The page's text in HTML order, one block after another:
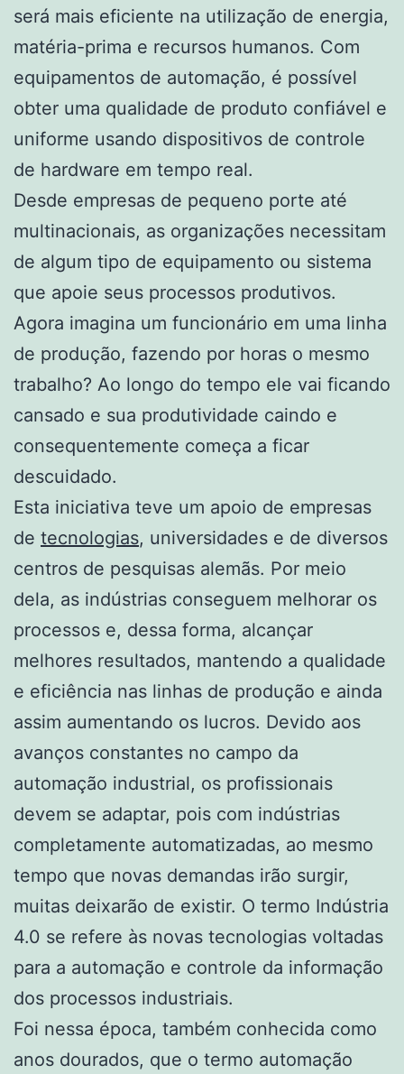
será mais eficiente na utilização de energia,
matéria-prima e recursos humanos. Com
equipamentos de automação, é possível
obter uma qualidade de produto confiável e
uniforme usando dispositivos de controle
de hardware em tempo real.
Desde empresas de pequeno porte até
multinacionais, as organizações necessitam
de algum tipo de equipamento ou sistema
que apoie seus processos produtivos.
Agora imagina um funcionário em uma linha
de produção, fazendo por horas o mesmo
trabalho? Ao longo do tempo ele vai ficando
cansado e sua produtividade caindo e
consequentemente começa a ficar
descuidado.
Esta iniciativa teve um apoio de empresas
de tecnologias, universidades e de diversos
centros de pesquisas alemãs. Por meio
dela, as indústrias conseguem melhorar os
processos e, dessa forma, alcançar
melhores resultados, mantendo a qualidade
e eficiência nas linhas de produção e ainda
assim aumentando os lucros. Devido aos
avanços constantes no campo da
automação industrial, os profissionais
devem se adaptar, pois com indústrias
completamente automatizadas, ao mesmo
tempo que novas demandas irão surgir,
muitas deixarão de existir. O termo Indústria
4.0 se refere às novas tecnologias voltadas
para a automação e controle da informação
dos processos industriais.
Foi nessa época, também conhecida como
anos dourados, que o termo automação